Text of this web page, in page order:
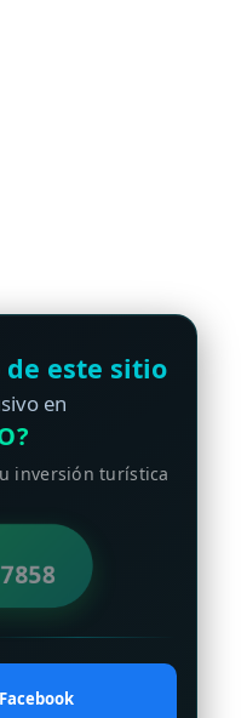
de este sitio
en
inversión turística
7858
Facebook